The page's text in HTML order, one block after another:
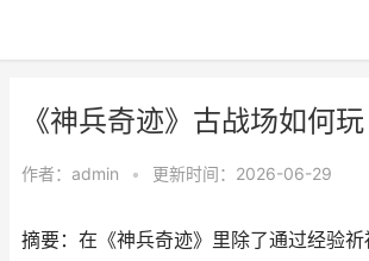
《神兵奇迹》古战场如何
作者： admin • 更新时间：2026-06-29
摘要：在《神兵奇迹》里除了通过经验祈